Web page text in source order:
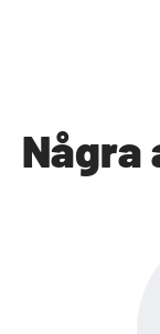
Några